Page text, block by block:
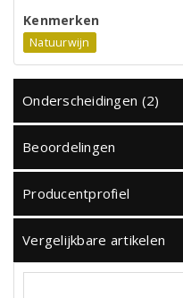
Kenmerken
Natuurwijn
Onderscheidingen (2)
Beoordelingen
Producentprofiel
Vergelijkbare artikelen